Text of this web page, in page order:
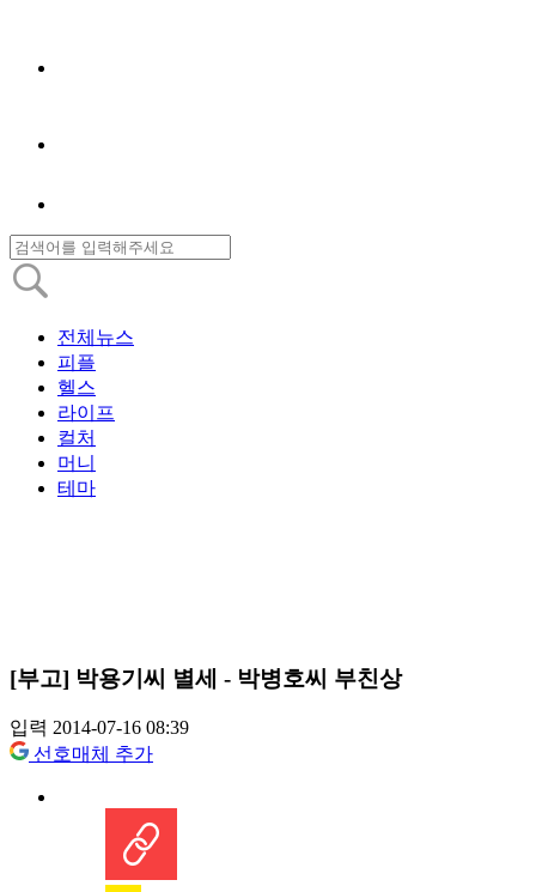
전체뉴스
피플
헬스
라이프
컬처
머니
테마
[부고] 박용기씨 별세 - 박병호씨 부친상
입력 2014-07-16 08:39
선호매체 추가